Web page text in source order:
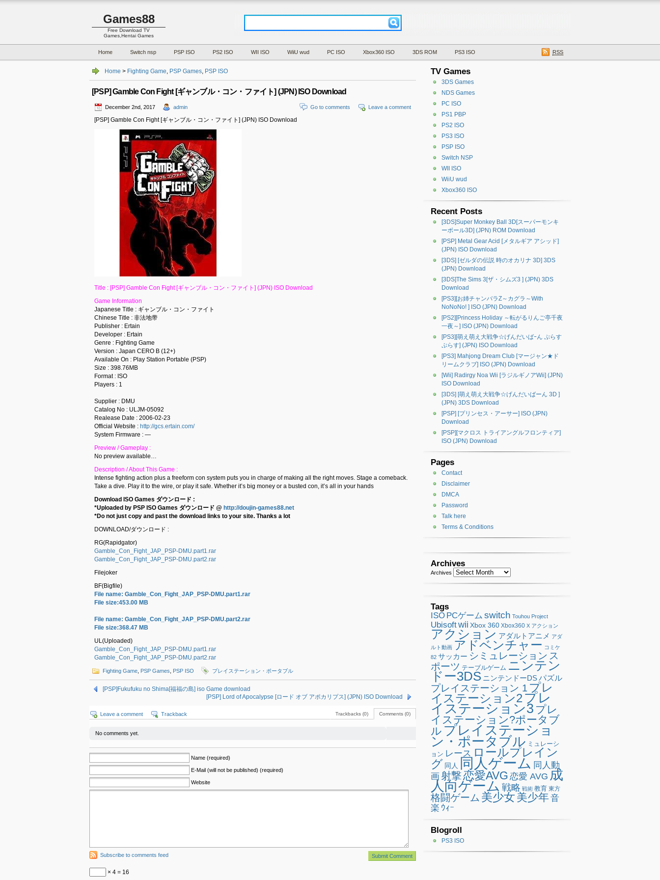
Games88
Free Download TV
Games,Hentai Games
Home Switch nsp PSP ISO PS2 ISO WII ISO WiiU wud PC ISO Xbox360 ISO 3DS ROM PS3 ISO RSS
Home > Fighting Game, PSP Games, PSP ISO
[PSP] Gamble Con Fight [ギャンブル・コン・ファイト] (JPN) ISO Download
December 2nd, 2017 admin Leave a comment
Go to comments
[PSP] Gamble Con Fight [ギャンブル・コン・ファイト] (JPN) ISO Download
Title : [PSP] Gamble Con Fight [ギャンブル・コン・ファイト] (JPN) ISO Download
Game Information
Japanese Title : ギャンブル・コン・ファイト
Chinese Title : 非法地带
Publisher : Ertain
Developer : Ertain
Genre : Fighting Game
Version : Japan CERO B (12+)
Available On : Play Station Portable (PSP)
Size : 398.76MB
Format : ISO
Players : 1
Supplier : DMU
Catalog No : ULJM-05092
Realease Date : 2006-02-23
Official Website : http://gcs.ertain.com/
System Firmware : —
Preview / Gameplay :
No preview available…
Description / About This Game :
Intense fighting action plus a freeform con system puts you in charge of making all the right moves. Stage a comeback.
Take a dive. Play it to the wire, or play it safe. Whether it’s big money or a busted con, it’s all in your hands
Download ISO Games ダウンロード :
*Uploaded by PSP ISO Games ダウンロード @ http://doujin-games88.net
*Do not just copy and past the download links to your site. Thanks a lot
DOWNLOAD/ダウンロード :
RG(Rapidgator)
Gamble_Con_Fight_JAP_PSP-DMU.part1.rar
Gamble_Con_Fight_JAP_PSP-DMU.part2.rar
Filejoker
BF(Bigfile)
File name: Gamble_Con_Fight_JAP_PSP-DMU.part1.rar
File size:453.00 MB
File name: Gamble_Con_Fight_JAP_PSP-DMU.part2.rar
File size:368.47 MB
UL(Uploaded)
Gamble_Con_Fight_JAP_PSP-DMU.part1.rar
Gamble_Con_Fight_JAP_PSP-DMU.part2.rar
Fighting Game PSP Games PSP ISO プレイステーション・ポータブル
[PSP]Fukufuku no Shima[福福の島] iso Game download
[PSP] Lord of Apocalypse [ロード オブ アポカリプス] (JPN) ISO Download
Comments (0)
Trackbacks (0)
Leave a comment Trackback
No comments yet.
Name (required)
E-Mail (will not be published) (required)
Website
Subscribe to comments feed
× 4 = 16
TV Games
3DS Games
NDS Games
PC ISO
PS1 PBP
PS2 ISO
PS3 ISO
PSP ISO
Switch NSP
WII ISO
WiiU wud
Xbox360 ISO
Recent Posts
[3DS]Super Monkey Ball 3D[スーパーモンキ
ーボール3D] (JPN) ROM Download
[PSP] Metal Gear Acid [メタルギア アシッド]
(JPN) ISO Download
[3DS] [ゼルダの伝説 時のオカリナ 3D] 3DS
(JPN) Download
[3DS]The Sims 3[ザ・シムズ3 ] (JPN) 3DS
Download
[PS3][お姉チャンバラZ～カグラ～With
NoNoNo! ] ISO (JPN) Download
[PS2][Princess Holiday ～転がるりんご亭千夜
一夜～] ISO (JPN) Download
[PS3][萌え萌え大戦争☆げんだいばｰん ぷらす
ぷらす] (JPN) ISO Download
[PS3] Mahjong Dream Club [マージャン★ド
リームクラブ] ISO (JPN) Download
[Wii] Radirgy Noa Wii [ラジルギノアWii] (JPN)
ISO Download
[3DS] [萌え萌え大戦争☆げんだいばーん 3D ]
(JPN) 3DS Download
[PSP] [プリンセス・アーサー] ISO (JPN)
Download
[PSP][マクロス トライアングルフロンティア]
ISO (JPN) Download
Pages
Contact
Disclaimer
DMCA
Password
Talk here
Terms & Conditions
Archives
Archives
Tags
ISO PCゲーム switch Touhou Project
Ubisoftwii Xbox 360 Xbox360 X アクション
アクション アダルトアニメ アダ
ルト動画 アドベンチャー コミケ
82 サッカー シミュレーション ス
ポーツ テーブルゲーム ニンテン
ドー3DS ニンテンドーDSパズル
プレイステーション 1 プレ
イステーション2プレ
イステーション3 プレ
イステーション?ポータブ
ル プレイステーショ
ン・ポータブル ミュレーシ
ョン レース ロールプレイン
グ 同人 同人ゲーム 同人動
画射撃恋愛AVG 恋愛 AVG 成
人向ゲーム 戦略 戦術 教育 東方
格闘ゲーム 美少女 美少年音
楽 ｳｨｰ
Blogroll
PS3 ISO